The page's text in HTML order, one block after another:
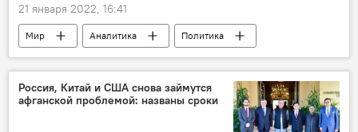
21 января 2022, 16:41
Мир Аналитика
Политика
Джо Байден
Колумнисты
Россия, Китай и США снова займутся
афганской проблемой: названы сроки